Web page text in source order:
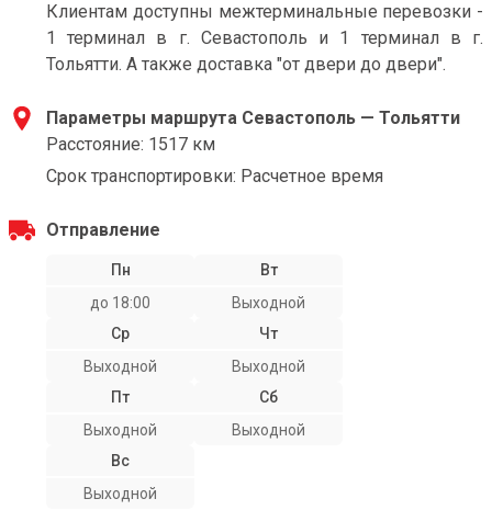
Клиентам доступны межтерминальные перевозки -
1 терминал в г. Севастополь и 1 терминал в г.
Тольятти. А также доставка "от двери до двери".
Параметры маршрута Севастополь — Тольятти
Расстояние: 1517 км
Срок транспортировки: Расчетное время
Отправление
Пн
до 18:00
Вт
Выходной
Ср
Выходной
Чт
Выходной
Пт
Выходной
Сб
Выходной
Вс
Выходной